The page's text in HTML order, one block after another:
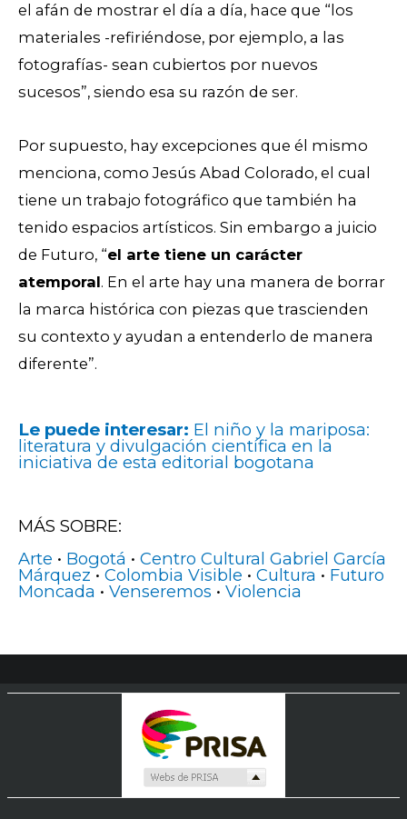
el afán de mostrar el día a día, hace que “los
materiales -refiriéndose, por ejemplo, a las
fotografías- sean cubiertos por nuevos
sucesos”, siendo esa su razón de ser.
Por supuesto, hay excepciones que él mismo
menciona, como Jesús Abad Colorado, el cual
tiene un trabajo fotográfico que también ha
tenido espacios artísticos. Sin embargo a juicio
de Futuro, “el arte tiene un carácter
atemporal. En el arte hay una manera de borrar
la marca histórica con piezas que trascienden
su contexto y ayudan a entenderlo de manera
diferente”.
Le puede interesar: El niño y la mariposa:
literatura y divulgación científica en la
iniciativa de esta editorial bogotana
MÁS SOBRE:
Arte • Bogotá • Centro Cultural Gabriel García
Márquez• Colombia Visible • Cultura • Futuro
Moncada • Venseremos • Violencia